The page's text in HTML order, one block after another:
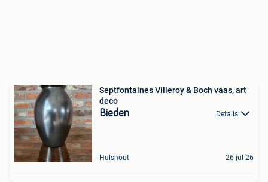
Septfontaines Villeroy & Boch vaas, art
deco
Bieden Details
Hulshout 26 jul 26